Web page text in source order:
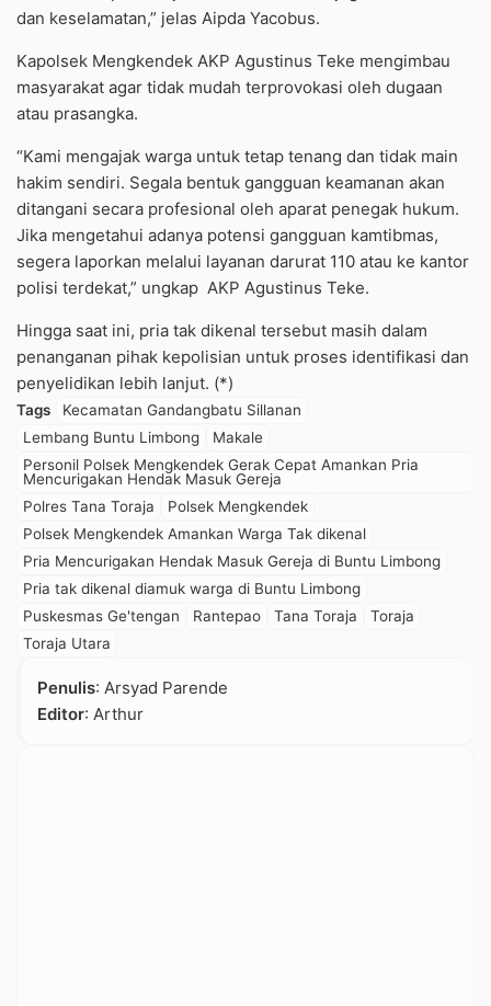
dan keselamatan,” jelas Aipda Yacobus.
Kapolsek Mengkendek AKP Agustinus Teke mengimbau
masyarakat agar tidak mudah terprovokasi oleh dugaan
atau prasangka.
“Kami mengajak warga untuk tetap tenang dan tidak main
hakim sendiri. Segala bentuk gangguan keamanan akan
ditangani secara profesional oleh aparat penegak hukum.
Jika mengetahui adanya potensi gangguan kamtibmas,
segera laporkan melalui layanan darurat 110 atau ke kantor
polisi terdekat,” ungkap AKP Agustinus Teke.
Hingga saat ini, pria tak dikenal tersebut masih dalam
penanganan pihak kepolisian untuk proses identifikasi dan
penyelidikan lebih lanjut. (*)
Tags
Kecamatan Gandangbatu Sillanan
Lembang Buntu Limbong
Makale
Personil Polsek Mengkendek Gerak Cepat Amankan Pria
Mencurigakan Hendak Masuk Gereja
Polres Tana Toraja
Polsek Mengkendek
Polsek Mengkendek Amankan Warga Tak dikenal
Pria Mencurigakan Hendak Masuk Gereja di Buntu Limbong
Pria tak dikenal diamuk warga di Buntu Limbong
Puskesmas Ge'tengan
Rantepao Tana Toraja
Toraja
Toraja Utara
Penulis: Arsyad Parende
Editor: Arthur